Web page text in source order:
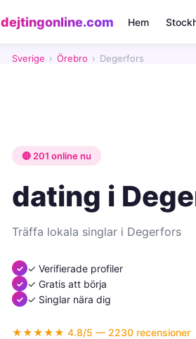
dejtingonline.com Hem
Sverige › Örebro › Degerfors
🔴 201 online nu
dating i
Träffa lokala singlar i Degerfors
✓ Verifierade profiler
✓ Gratis att börja
✓ Singlar nära dig
★★★★★ 4.8/5 — 2230 recensioner